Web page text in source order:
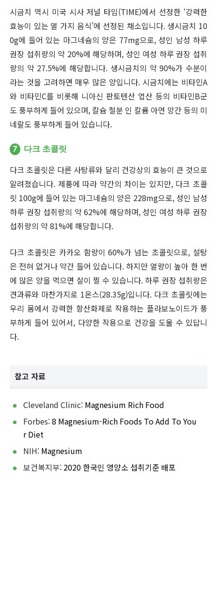
시금치 역시 미국 시사 저널 타임(TIME)에서 선정한 ‘강력한
효능이 있는 열 가지 음식’에 선정된 채소입니다. 생시금치 10
0g에 들어 있는 마그네슘의 양은 77mg으로, 성인 남성 하루
권장 섭취량의 약 20%에 해당하며, 성인 여성 하루 권장 섭취
량의 약 27.5%에 해당합니다. 생시금치의 약 90%가 수분이
라는 것을 고려하면 매우 많은 양입니다. 시금치에는 비타민A
와 비타민C를 비롯해 니아신 판토텐산 엽산 등의 비타민B군
도 풍부하게 들어 있으며, 칼슘 철분 인 칼륨 아연 망간 등의 미
네랄도 풍부하게 들어 있습니다.
7 다크 초콜릿
다크 초콜릿은 다른 사탕류와 달리 건강상의 효능이 큰 것으로
알려졌습니다. 제품에 따라 약간의 차이는 있지만, 다크 초콜
릿 100g에 들어 있는 마그네슘의 양은 228mg으로, 성인 남성
하루 권장 섭취량의 약 62%에 해당하며, 성인 여성 하루 권장
섭취량의 약 81%에 해당합니다.
다크 초콜릿은 카카오 함량이 60%가 넘는 초콜릿으로, 설탕
은 전혀 없거나 약간 들어 있습니다. 하지만 열량이 높아 한 번
에 많은 양을 먹으면 살이 찔 수 있습니다. 하루 권장 섭취량은
견과류와 마찬가지로 1온스(28.35g)입니다. 다크 초콜릿에는
우리 몸에서 강력한 항산화제로 작용하는 플라보노이드가 풍
부하게 들어 있어서, 다양한 작용으로 건강을 도울 수 있답니
다.
참고 자료
Cleveland Clinic: Magnesium Rich Food
Forbes:8 Magnesium-Rich Foods To Add To You
r Diet
NIH: Magnesium
보건복지부: 2020 한국인 영양소 섭취기준 배포